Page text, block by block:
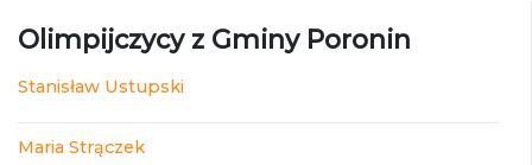
Olimpijczycy z Gminy Poronin
Stanisław Ustupski
Maria Strączek